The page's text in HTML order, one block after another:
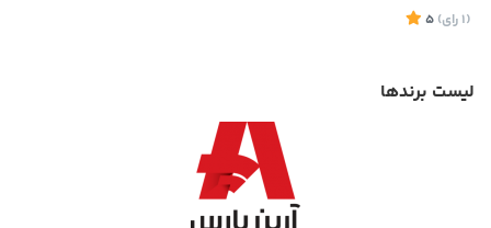
(1 رای)
5
لیست برندها